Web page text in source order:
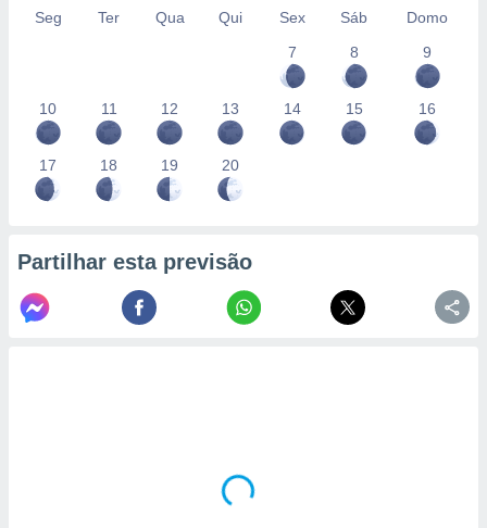
Seg Ter Qua Qui Sex Sáb
Domo
7
8 9
10 11 12 13 14 15 16
17 18 19 20
Partilhar esta previsão